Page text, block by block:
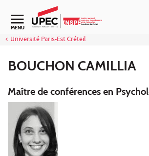
Aller au contenu
Navigation secondaire
MENU
Université Paris-Est Créteil
BOUCHON CAMILLIA
Maître de conférences en